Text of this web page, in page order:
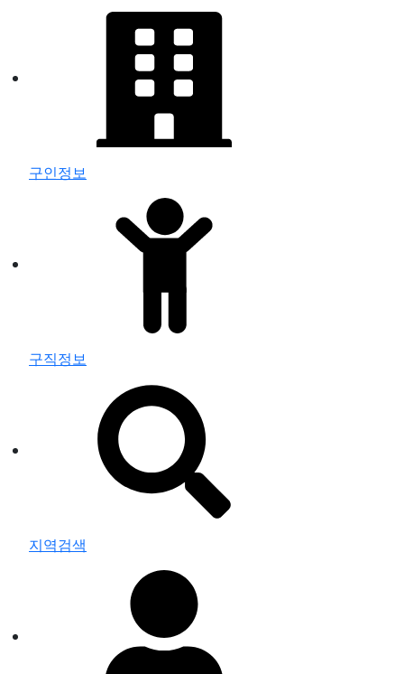
구인정보
구직정보
지역검색